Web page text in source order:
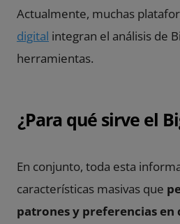
Actualmente, muchas
digital integran el análisis de
herramientas.
¿Para qué sirve el
En conjunto, toda esta
características masivas que
patrones y preferencias